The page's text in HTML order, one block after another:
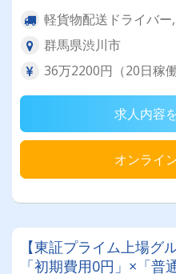
軽貨物配送ドライバ
群馬県渋川市
36万2200円（20日稼働
求人内容
オンライ
【東証プライム上場グ
「初期費用0円」×「